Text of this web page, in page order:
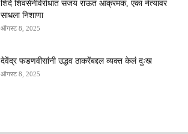
शिंदे शिवसेनेविरोधात संजय राऊत आक्रमक, एका नेत्यावर
साधला निशाणा
ऑगस्ट 8, 2025
देवेंद्र फडणवीसांनी उद्धव ठाकरेंबद्दल व्यक्त केलं दुःख
ऑगस्ट 8, 2025